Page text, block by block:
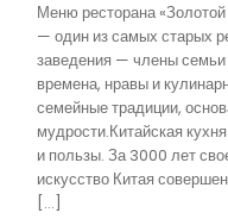
Меню ресторана
— один из самых старых
заведения — члены семьи
времена, нравы и
семейные традиции,
мудрости.Китайская
и пользы. За 3000 лет
искусство Китая
[…]